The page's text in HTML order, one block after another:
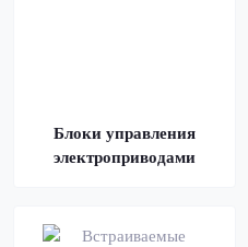
Блоки управления
электроприводами